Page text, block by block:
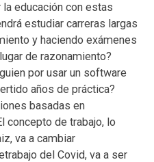
educación con estas
estudiar carreras largas
y haciendo exámenes
de razonamiento?
por usar un software
años de práctica?
basadas en
concepto de trabajo, lo
va a cambiar
del Covid, va a ser